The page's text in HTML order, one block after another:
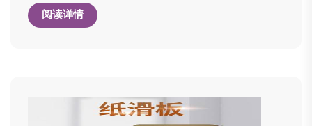
阅读详情